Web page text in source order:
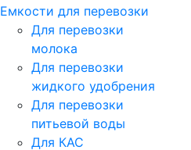
Емкости для перевозки
Для перевозки
молока
Для перевозки
жидкого удобрения
Для перевозки
питьевой воды
Для КАС